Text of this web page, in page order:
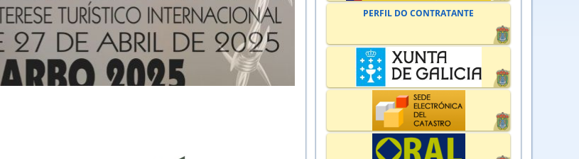
PERFIL DO CONTRATANTE